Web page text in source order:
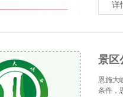
详
景区
恩施大
条件，